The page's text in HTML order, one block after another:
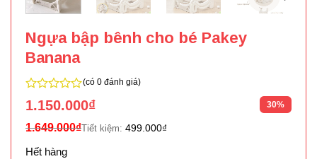
Ngựa bập bênh cho bé Pakey
Banana
0
trên
5
(có 0 đánh giá)
30%
1.150.000₫
1.649.000₫Tiết kiệm: 499.000₫
Hết hàng